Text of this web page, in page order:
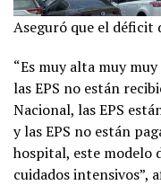
Aseguró que el déficit
“Es muy alta muy
las EPS no están
Nacional, las EPS
y las EPS no están
hospital, este modelo
cuidados intensivos”,